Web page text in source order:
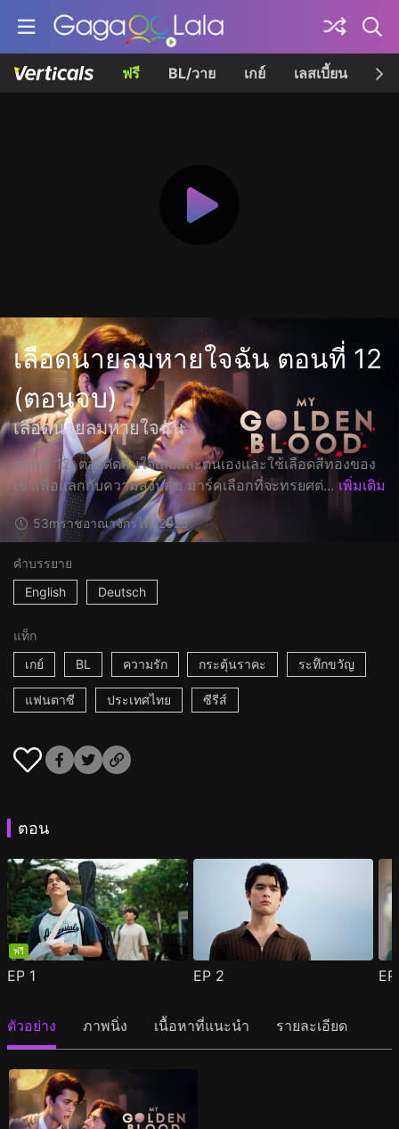
ฟรี BL/วาย เกย์ เลสเบี้ยน เค
เลือดนายลมหายใจฉัน ตอนที่ 12
(ตอนจบ)
เลือดนายลมหายใจฉัน
ตอนที่ 12: ตองตัดสินใจเสียสละตนเองและใช้เลือดสีทองของ
เขาเพื่อแลกกับความสงบสุข มาร์คเลือกที่จะทรยศต่... เพิ่มเติม
53mราชอาณาจักรไทย2025
คำบรรยาย
English
Deutsch
แท็ก
เกย์
BL ความรัก กระตุ้นราคะ ระทึกขวัญ
แฟนตาซี ประเทศไทย ซีรีส์
ตอน
ฟรี
EP 1 EP 2
ตัวอย่าง ภาพนิ่ง เนื้อหาที่แนะนำ รายละเอียด